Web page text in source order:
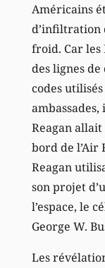
Américains
d’infiltration
froid. Car les
des lignes
codes
Reagan
bord de l’Air
Reagan
son projet
l’espace, le
George W.
Les